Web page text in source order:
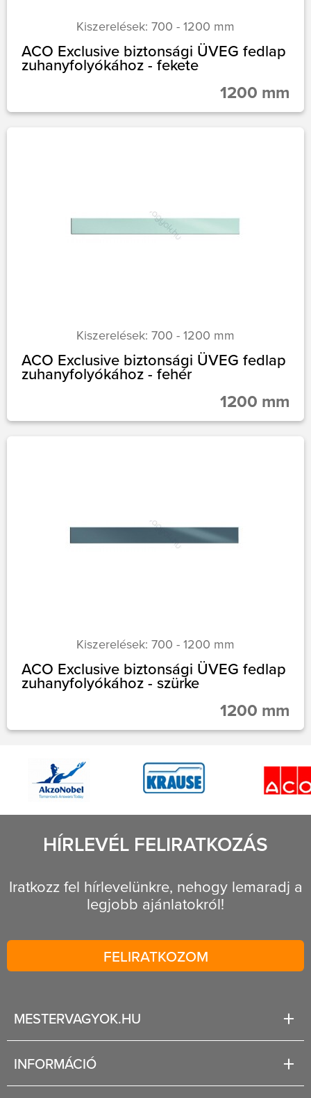
Kiszerelések: 700 - 1200 mm
ACO Exclusive biztonsági ÜVEG fedlap
zuhanyfolyókához - fekete
1200 mm
Kiszerelések: 700 - 1200 mm
ACO Exclusive biztonsági ÜVEG fedlap
zuhanyfolyókához - fehér
1200 mm
Kiszerelések: 700 - 1200 mm
ACO Exclusive biztonsági ÜVEG fedlap
zuhanyfolyókához - szürke
1200 mm
HÍRLEVÉL FELIRATKOZÁS
Iratkozz fel hírlevelünkre, nehogy lemaradj a
legjobb ajánlatokról!
FELIRATKOZOM
MESTERVAGYOK.HU
INFORMÁCIÓ